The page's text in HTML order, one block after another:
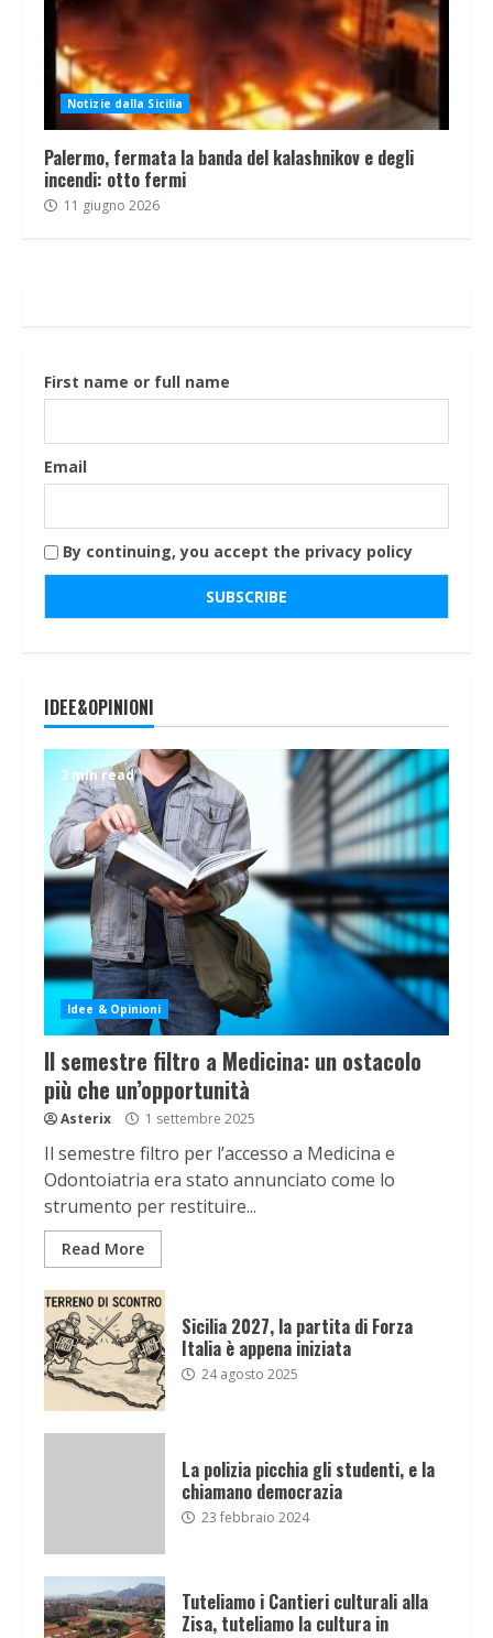
Notizie dalla Sicilia
Palermo, fermata la banda del kalashnikov e degli
incendi: otto fermi
11 giugno 2026
First name or full name
Email
By continuing, you accept the privacy policy
IDEE&OPINIONI
2 min read
Idee & Opinioni
Il semestre filtro a Medicina: un ostacolo
più che un’opportunità
Asterix 1 settembre 2025
Il semestre filtro per l’accesso a Medicina e
Odontoiatria era stato annunciato come lo
strumento per restituire...
Read More
Sicilia 2027, la partita di Forza
Italia è appena iniziata
24 agosto 2025
La polizia picchia gli studenti, e la
chiamano democrazia
23 febbraio 2024
Tuteliamo i Cantieri culturali alla
Zisa, tuteliamo la cultura in